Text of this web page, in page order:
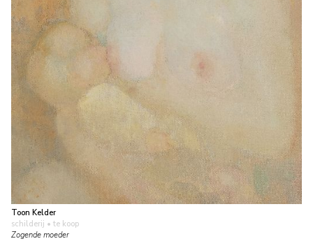
Toon Kelder
schilderij • te koop
Zogende moeder